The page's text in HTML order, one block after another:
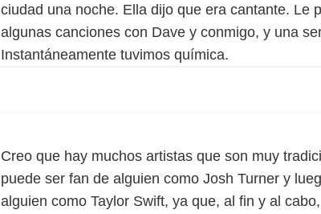
ciudad una noche. Ella dijo que era cantante. Le
algunas canciones con Dave y conmigo, y una
Instantáneamente tuvimos química.
Creo que hay muchos artistas que son muy
puede ser fan de alguien como Josh Turner y
alguien como Taylor Swift, ya que, al fin y al